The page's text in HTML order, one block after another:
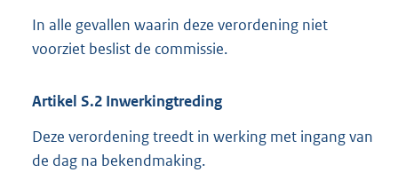
In alle gevallen waarin deze verordening niet
voorziet beslist de commissie.
Artikel S.2 Inwerkingtreding
Deze verordening treedt in werking met ingang van
de dag na bekendmaking.